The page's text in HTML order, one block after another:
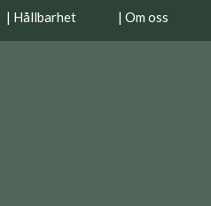
| Hållbarhet | Om oss